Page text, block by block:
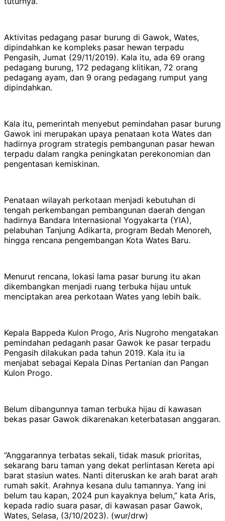
Aktivitas pedagang pasar burung di Gawok, Wates,
dipindahkan ke kompleks pasar hewan terpadu
Pengasih, Jumat (29/11/2019). Kala itu, ada 69 orang
pedagang burung, 172 pedagang klitikan, 72 orang
pedagang ayam, dan 9 orang pedagang rumput yang
dipindahkan.
Kala itu, pemerintah menyebut pemindahan pasar burung
Gawok ini merupakan upaya penataan kota Wates dan
hadirnya program strategis pembangunan pasar hewan
terpadu dalam rangka peningkatan perekonomian dan
pengentasan kemiskinan.
Penataan wilayah perkotaan menjadi kebutuhan di
tengah perkembangan pembangunan daerah dengan
hadirnya Bandara Internasional Yogyakarta (YIA),
pelabuhan Tanjung Adikarta, program Bedah Menoreh,
hingga rencana pengembangan Kota Wates Baru.
Menurut rencana, lokasi lama pasar burung itu akan
dikembangkan menjadi ruang terbuka hijau untuk
menciptakan area perkotaan Wates yang lebih baik.
Kepala Bappeda Kulon Progo, Aris Nugroho mengatakan
pemindahan pedaganh pasar Gawok ke pasar terpadu
Pengasih dilakukan pada tahun 2019. Kala itu ia
menjabat sebagai Kepala Dinas Pertanian dan Pangan
Kulon Progo.
Belum dibangunnya taman terbuka hijau di kawasan
bekas pasar Gawok dikarenakan keterbatasan anggaran.
“Anggarannya terbatas sekali, tidak masuk prioritas,
sekarang baru taman yang dekat perlintasan Kereta api
barat stasiun wates. Nanti diteruskan ke arah barat arah
rumah sakit. Arahnya kesana dulu tamannya. Yang ini
belum tau kapan, 2024 pun kayaknya belum,” kata Aris,
kepada radio suara pasar, di kawasan pasar Gawok,
Wates, Selasa, (3/10/2023). (wur/drw)